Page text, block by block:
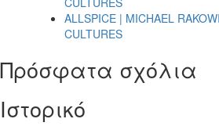
ALLSPICE | MICHAEL
CULTURES
Πρόσφατα σχόλια
Ιστορικό